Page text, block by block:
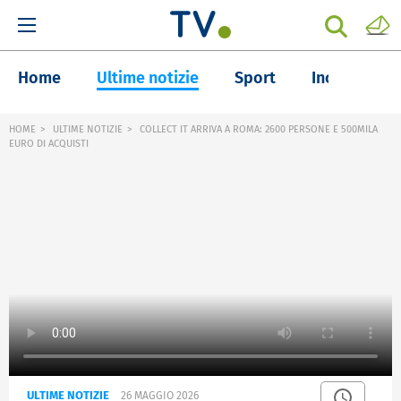
Home Ultime notizie Sport Inchieste
HOME ULTIME NOTIZIE
COLLECT IT ARRIVA A ROMA: 2600 PERSONE E 500MILA
EURO DI ACQUISTI
ULTIME NOTIZIE 26 MAGGIO 2026